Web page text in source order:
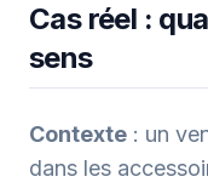
Cas réel :
sens
Contexte : un
dans les